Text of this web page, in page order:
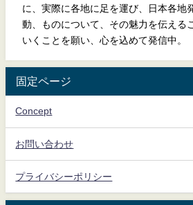
に、実際に各地に足を運び、日本各地
動、ものについて、その魅力を伝える
いくことを願い、心を込めて発信中。
固定ページ
Concept
お問い合わせ
プライバシーポリシー